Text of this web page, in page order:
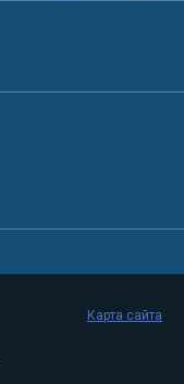
Карта сайта